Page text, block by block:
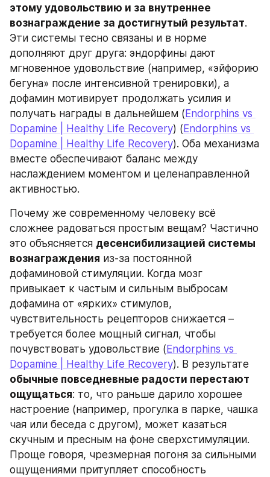
этому удовольствию и за внутреннее
вознаграждение за достигнутый результат.
Эти системы тесно связаны и в норме
дополняют друг друга: эндорфины дают
мгновенное удовольствие (например, «эйфорию
бегуна» после интенсивной тренировки), а
дофамин мотивирует продолжать усилия и
получать награды в дальнейшем ( Endorphins vs
Dopamine | Healthy Life Recovery) ( Endorphins vs
Dopamine | Healthy Life Recovery). Оба механизма
вместе обеспечивают баланс между
наслаждением моментом и целенаправленной
активностью.
Почему же современному человеку всё
сложнее радоваться простым вещам? Частично
это объясняется десенсибилизацией системы
вознаграждения из-за постоянной
дофаминовой стимуляции. Когда мозг
привыкает к частым и сильным выбросам
дофамина от «ярких» стимулов,
чувствительность рецепторов снижается –
требуется более мощный сигнал, чтобы
почувствовать удовольствие ( Endorphins vs
Dopamine | Healthy Life Recovery
обычные повседневные радости перестают
ощущаться: то, что раньше дарило хорошее
настроение (например, прогулка в парке, чашка
чая или беседа с другом), может казаться
скучным и пресным на фоне сверхстимуляции.
Проще говоря, чрезмерная погоня за сильными
ощущениями притупляет способность